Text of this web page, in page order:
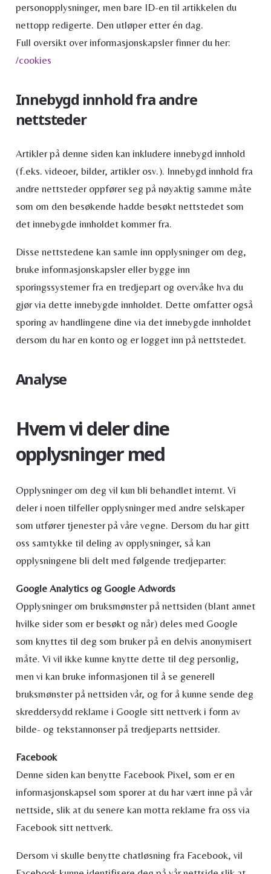
personopplysninger, men bare ID-en til artikkelen du
nettopp redigerte. Den utløper etter én dag.
Full oversikt over informasjonskapsler finner du her:
/cookies
Innebygd innhold fra andre
nettsteder
Artikler på denne siden kan inkludere innebygd innhold
(f.eks. videoer, bilder, artikler osv.). Innebygd innhold fra
andre nettsteder oppfører seg på nøyaktig samme måte
som om den besøkende hadde besøkt nettstedet som
det innebygde innholdet kommer fra.
Disse nettstedene kan samle inn opplysninger om deg,
bruke informasjonskapsler eller bygge inn
sporingssystemer fra en tredjepart og overvåke hva du
gjør via dette innebygde innholdet. Dette omfatter også
sporing av handlingene dine via det innebygde innholdet
dersom du har en konto og er logget inn på nettstedet.
Analyse
Hvem vi deler dine
opplysninger med
Opplysninger om deg vil kun bli behandlet internt. Vi
deler i noen tilfeller opplysninger med andre selskaper
som utfører tjenester på våre vegne. Dersom du har gitt
oss samtykke til deling av opplysninger, så kan
opplysningene bli delt med følgende tredjeparter:
Google Analytics og Google Adwords
Opplysninger om bruksmønster på nettsiden (blant annet
hvilke sider som er besøkt og når) deles med Google
som knyttes til deg som bruker på en delvis anonymisert
måte. Vi vil ikke kunne knytte dette til deg personlig,
men vi kan bruke informasjonen til å se generell
bruksmønster på nettsiden vår, og for å kunne sende deg
skreddersydd reklame i Google sitt nettverk i form av
bilde- og tekstannonser på tredjeparts nettsider.
Facebook
Denne siden kan benytte Facebook Pixel, som er en
informasjonskapsel som sporer at du har vært inne på vår
nettside, slik at du senere kan motta reklame fra oss via
Facebook sitt nettverk.
Dersom vi skulle benytte chatløsning fra Facebook, vil